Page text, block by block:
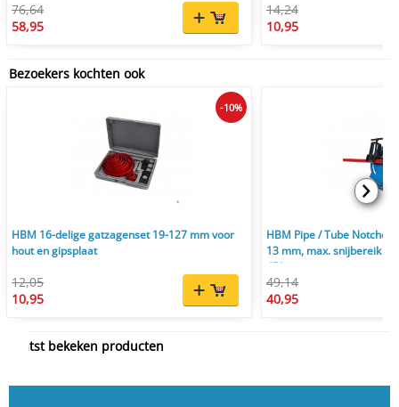
76,64
58,95
14,24
10,95
Bezoekers kochten ook
HBM 16-delige gatzagenset 19-127 mm voor
hout en gipsplaat
12,05
10,95
-10%
HBM Pipe / Tube Notcher
13 mm, max. snijbereik
45°
49,14
40,95
Laatst bekeken producten